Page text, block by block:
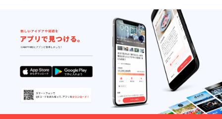
い。 ・
ロゴや
バナー
画像の
受け渡
しにつ
いて
は、プ
ロジェ
クト終
了後に
お送り
する
メール